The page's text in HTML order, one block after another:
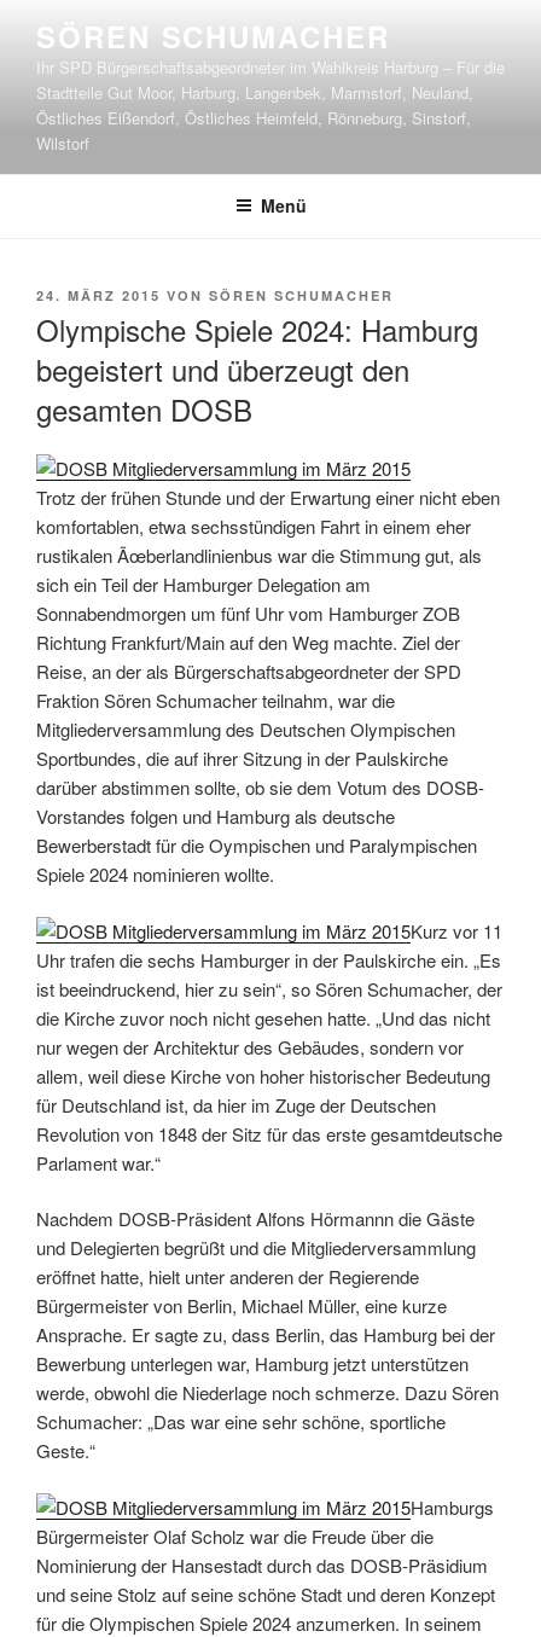
Inhalt
springen
SÖREN SCHUMACHER
Ihr SPD Bürgerschaftsabgeordneter im Wahlkreis Harburg – Für die
Stadtteile Gut Moor, Harburg, Langenbek, Marmstorf, Neuland,
Östliches Eißendorf, Östliches Heimfeld, Rönneburg, Sinstorf,
Wilstorf
Menü
VERÖFFENTLICHT
24. MÄRZ 2015 VON SÖREN SCHUMACHER
Olympische Spiele 2024: Hamburg
begeistert und überzeugt den
gesamten DOSB
Trotz der frühen Stunde und der Erwartung einer nicht eben
komfortablen, etwa sechsstündigen Fahrt in einem eher
rustikalen Ãœberlandlinienbus war die Stimmung gut, als
sich ein Teil der Hamburger Delegation am
Sonnabendmorgen um fünf Uhr vom Hamburger ZOB
Richtung Frankfurt/Main auf den Weg machte. Ziel der
Reise, an der als Bürgerschaftsabgeordneter der SPD
Fraktion Sören Schumacher teilnahm, war die
Mitgliederversammlung des Deutschen Olympischen
Sportbundes, die auf ihrer Sitzung in der Paulskirche
darüber abstimmen sollte, ob sie dem Votum des DOSB-
Vorstandes folgen und Hamburg als deutsche
Bewerberstadt für die Oympischen und Paralympischen
Spiele 2024 nominieren wollte.
Kurz vor 11
Uhr trafen die sechs Hamburger in der Paulskirche ein. „Es
ist beeindruckend, hier zu sein“, so Sören Schumacher, der
die Kirche zuvor noch nicht gesehen hatte. „Und das nicht
nur wegen der Architektur des Gebäudes, sondern vor
allem, weil diese Kirche von hoher historischer Bedeutung
für Deutschland ist, da hier im Zuge der Deutschen
Revolution von 1848 der Sitz für das erste gesamtdeutsche
Parlament war.“
Nachdem DOSB-Präsident Alfons Hörmannn die Gäste
und Delegierten begrüßt und die Mitgliederversammlung
eröffnet hatte, hielt unter anderen der Regierende
Bürgermeister von Berlin, Michael Müller, eine kurze
Ansprache. Er sagte zu, dass Berlin, das Hamburg bei der
Bewerbung unterlegen war, Hamburg jetzt unterstützen
werde, obwohl die Niederlage noch schmerze. Dazu Sören
Schumacher: „Das war eine sehr schöne, sportliche
Geste.“
Hamburgs
Bürgermeister Olaf Scholz war die Freude über die
Nominierung der Hansestadt durch das DOSB-Präsidium
und seine Stolz auf seine schöne Stadt und deren Konzept
für die Olympischen Spiele 2024 anzumerken. In seinem